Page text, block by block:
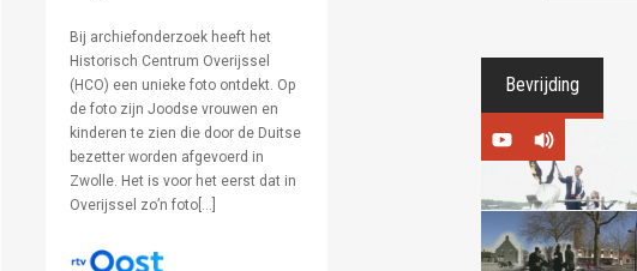
Bij archiefonderzoek heeft het
Historisch Centrum Overijssel
(HCO) een unieke foto ontdekt. Op
de foto zijn Joodse vrouwen en
kinderen te zien die door de Duitse
bezetter worden afgevoerd in
Zwolle. Het is voor het eerst dat in
Overijssel zo’n foto[…]
Bevrijding